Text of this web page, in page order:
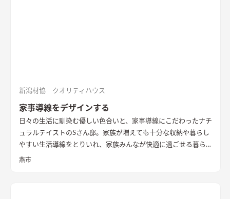
新潟材協 クオリティハウス
家事導線をデザインする
日々の生活に馴染む優しい色合いと、家事導線にこだわったナチ
ュラルテイストのSさん邸。家族が増えても十分な収納や暮らし
やすい生活導線をとりいれ、家族みんなが快適に過ごせる暮ら
しを実現させました。キッチンを中心に１階をぐるっと１周出
燕市